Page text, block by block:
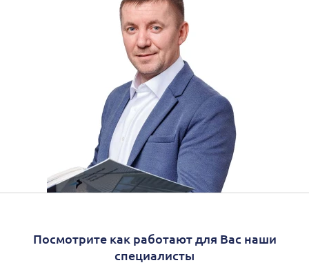
Посмотрите как работают для Вас наши
специалисты